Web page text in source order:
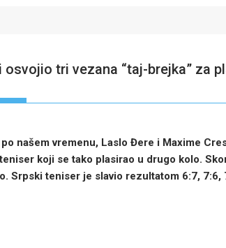
tri vezana “taj-brejka” za
našem vremenu, Laslo Đere i Maxime
koji se tako plasirao u drugo kolo.
Srpski teniser je slavio rezultatom 6:7, 7:6,